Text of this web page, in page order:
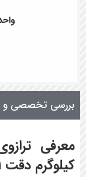
بررسی تخصصی و
کیلوگرم دقت 0.1 گرم